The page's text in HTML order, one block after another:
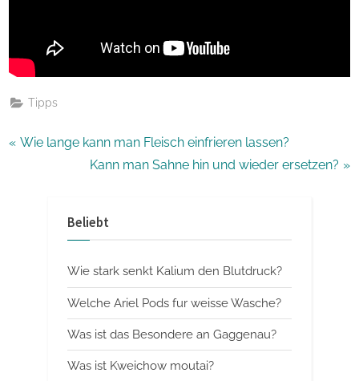
Tipps
Beitragsnavigation
P
Wie lange kann man Fleisch einfrieren lassen?
N
t
o
s
t
:
Kann man Sahne hin und wieder ersetzen?
Beliebt
Wie stark senkt Kalium den Blutdruck?
Welche Ariel Pods fur weisse Wasche?
Was ist das Besondere an Gaggenau?
Was ist Kweichow moutai?